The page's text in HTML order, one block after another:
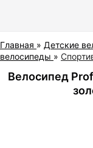
Главная » Детские
велосипеды »
Велосипед